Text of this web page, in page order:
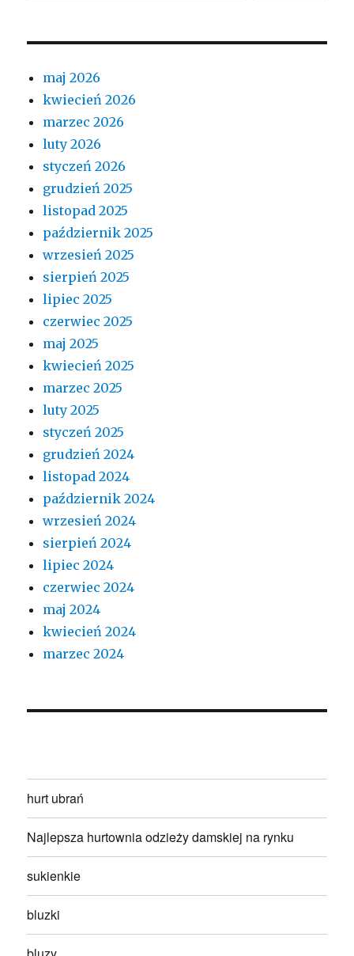
maj 2026
kwiecień 2026
marzec 2026
luty 2026
styczeń 2026
grudzień 2025
listopad 2025
październik 2025
wrzesień 2025
sierpień 2025
lipiec 2025
czerwiec 2025
maj 2025
kwiecień 2025
marzec 2025
luty 2025
styczeń 2025
grudzień 2024
listopad 2024
październik 2024
wrzesień 2024
sierpień 2024
lipiec 2024
czerwiec 2024
maj 2024
kwiecień 2024
marzec 2024
hurt ubrań
Najlepsza hurtownia odzieży damskiej na rynku
sukienkie
bluzki